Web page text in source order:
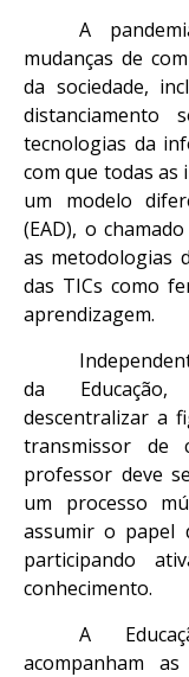
A
mudanças de
da sociedade,
distanciamento
tecnologias da
com que todas as
um modelo
(EAD), o
as metodologias
das TICs como
aprendizagem.
da
descentralizar a
transmissor de
professor deve
um processo
assumir o papel
participando
conhecimento.
A
acompanham